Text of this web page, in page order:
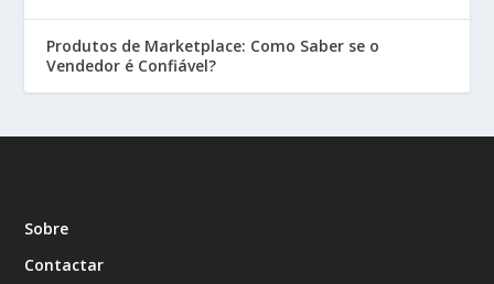
Produtos de Marketplace: Como Saber se o
Vendedor é Confiável?
Sobre
Contactar